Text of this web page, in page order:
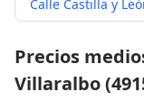
Calle Castilla y
Precios
Villaralbo